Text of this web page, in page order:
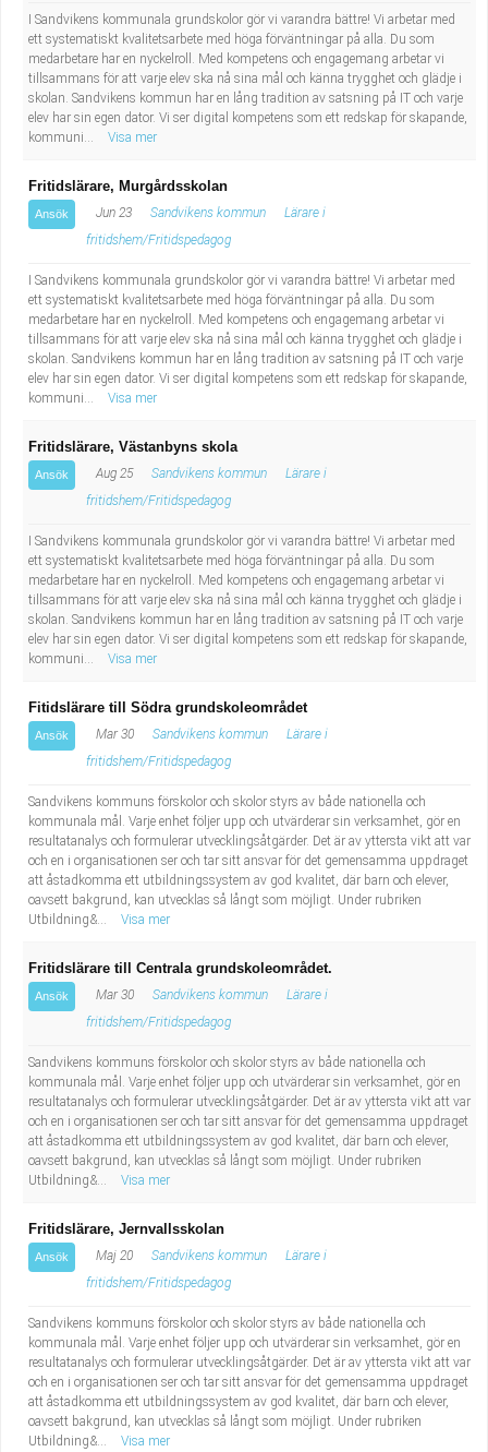
I Sandvikens kommunala grundskolor gör vi varandra bättre! Vi arbetar med
ett systematiskt kvalitetsarbete med höga förväntningar på alla. Du som
medarbetare har en nyckelroll. Med kompetens och engagemang arbetar vi
tillsammans för att varje elev ska nå sina mål och känna trygghet och glädje i
skolan. Sandvikens kommun har en lång tradition av satsning på IT och varje
elev har sin egen dator. Vi ser digital kompetens som ett redskap för skapande,
kommuni...
Visa mer
Fritidslärare, Murgårdsskolan
Ansök Jun 23 Sandvikens kommun
Lärare i
fritidshem/Fritidspedagog
I Sandvikens kommunala grundskolor gör vi varandra bättre! Vi arbetar med
ett systematiskt kvalitetsarbete med höga förväntningar på alla. Du som
medarbetare har en nyckelroll. Med kompetens och engagemang arbetar vi
tillsammans för att varje elev ska nå sina mål och känna trygghet och glädje i
skolan. Sandvikens kommun har en lång tradition av satsning på IT och varje
elev har sin egen dator. Vi ser digital kompetens som ett redskap för skapande,
kommuni...
Visa mer
Fritidslärare, Västanbyns skola
Ansök Aug 25 Sandvikens kommun
Lärare i
fritidshem/Fritidspedagog
I Sandvikens kommunala grundskolor gör vi varandra bättre! Vi arbetar med
ett systematiskt kvalitetsarbete med höga förväntningar på alla. Du som
medarbetare har en nyckelroll. Med kompetens och engagemang arbetar vi
tillsammans för att varje elev ska nå sina mål och känna trygghet och glädje i
skolan. Sandvikens kommun har en lång tradition av satsning på IT och varje
elev har sin egen dator. Vi ser digital kompetens som ett redskap för skapande,
kommuni...
Visa mer
Fitidslärare till Södra grundskoleområdet
Ansök Mar 30 Sandvikens kommun
Lärare i
fritidshem/Fritidspedagog
Sandvikens kommuns förskolor och skolor styrs av både nationella och
kommunala mål. Varje enhet följer upp och utvärderar sin verksamhet, gör en
resultatanalys och formulerar utvecklingsåtgärder. Det är av yttersta vikt att var
och en i organisationen ser och tar sitt ansvar för det gemensamma uppdraget
att åstadkomma ett utbildningssystem av god kvalitet, där barn och elever,
oavsett bakgrund, kan utvecklas så långt som möjligt. Under rubriken
Utbildning&...
Visa mer
Fritidslärare till Centrala grundskoleområdet.
Ansök Mar 30 Sandvikens kommun
Lärare i
fritidshem/Fritidspedagog
Sandvikens kommuns förskolor och skolor styrs av både nationella och
kommunala mål. Varje enhet följer upp och utvärderar sin verksamhet, gör en
resultatanalys och formulerar utvecklingsåtgärder. Det är av yttersta vikt att var
och en i organisationen ser och tar sitt ansvar för det gemensamma uppdraget
att åstadkomma ett utbildningssystem av god kvalitet, där barn och elever,
oavsett bakgrund, kan utvecklas så långt som möjligt. Under rubriken
Utbildning&...
Visa mer
Fritidslärare, Jernvallsskolan
Ansök Maj 20 Sandvikens kommun
Lärare i
fritidshem/Fritidspedagog
Sandvikens kommuns förskolor och skolor styrs av både nationella och
kommunala mål. Varje enhet följer upp och utvärderar sin verksamhet, gör en
resultatanalys och formulerar utvecklingsåtgärder. Det är av yttersta vikt att var
och en i organisationen ser och tar sitt ansvar för det gemensamma uppdraget
att åstadkomma ett utbildningssystem av god kvalitet, där barn och elever,
oavsett bakgrund, kan utvecklas så långt som möjligt. Under rubriken
Utbildning&...
Visa mer